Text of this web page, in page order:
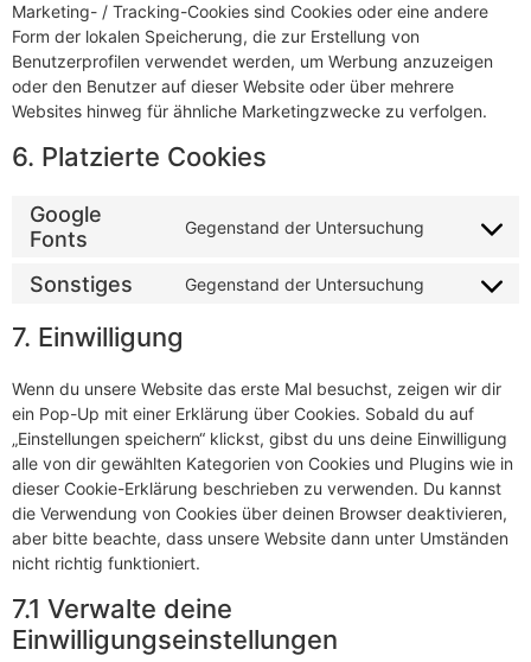
Marketing- / Tracking-Cookies sind Cookies oder eine andere
Form der lokalen Speicherung, die zur Erstellung von
Benutzerprofilen verwendet werden, um Werbung anzuzeigen
oder den Benutzer auf dieser Website oder über mehrere
Websites hinweg für ähnliche Marketingzwecke zu verfolgen.
6. Platzierte Cookies
Google
Fonts
Gegenstand der Untersuchung
Sonstiges Gegenstand der Untersuchung
7. Einwilligung
Wenn du unsere Website das erste Mal besuchst, zeigen wir dir
ein Pop-Up mit einer Erklärung über Cookies. Sobald du auf
„Einstellungen speichern“ klickst, gibst du uns deine Einwilligung
alle von dir gewählten Kategorien von Cookies und Plugins wie in
dieser Cookie-Erklärung beschrieben zu verwenden. Du kannst
die Verwendung von Cookies über deinen Browser deaktivieren,
aber bitte beachte, dass unsere Website dann unter Umständen
nicht richtig funktioniert.
7.1 Verwalte deine
Einwilligungseinstellungen